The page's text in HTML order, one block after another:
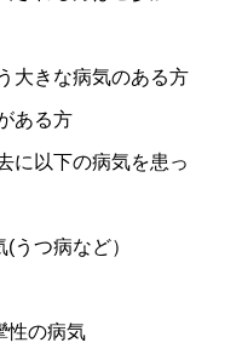
大きな病気のある方
ある方
に以下の病気を患っ
うつ病など）
性の病気